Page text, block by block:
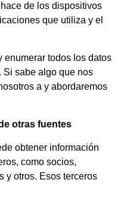
de los dispositivos
que utiliza y el
enumerar todos los datos
Si sabe algo que nos
a y abordaremos
otras fuentes
obtener información
como socios,
y otros. Esos terceros